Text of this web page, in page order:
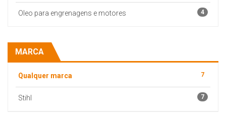
Oleo para engrenagens e motores 4
MARCA
Qualquer marca 7
Stihl 7